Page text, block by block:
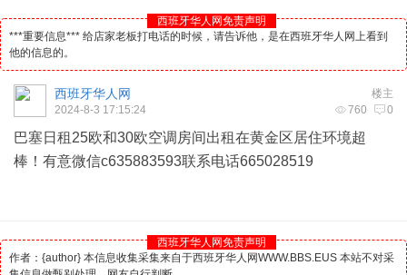
西班牙华人网免责声明
***重要信息*** 给店家老板打电话的时候，请告诉他，是在西班牙华人网上看到
他的信息的。
楼主
西班牙华人网
760 0
2024-8-3 17:15:24
巴塞日租25欧和30欧空调房间出租在黄金区居住环境超
棒！有意微信c635883593联系电话665028519
西班牙华人网免责声明
作者：{author} 本信息收集采集来自于西班牙华人网WWW.BBS.EUS 本站不对采